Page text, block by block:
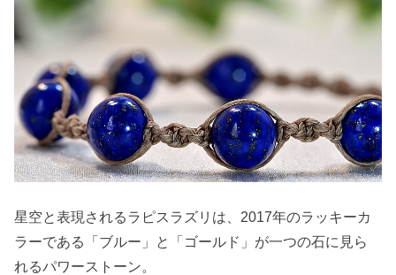
星空と表現されるラピスラズリは、2017年のラッキーカ
ラーである「ブルー」と「ゴールド」が一つの石に見ら
れるパワーストーン。